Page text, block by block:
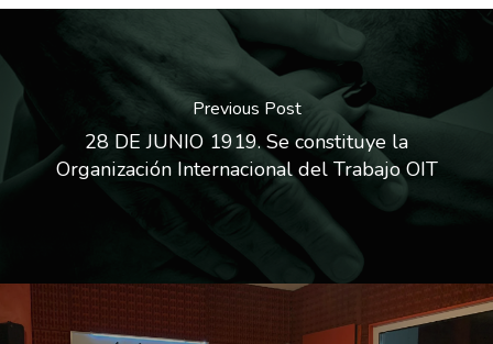
Previous Post
28 DE JUNIO 1919. Se constituye la
Organización Internacional del Trabajo OIT